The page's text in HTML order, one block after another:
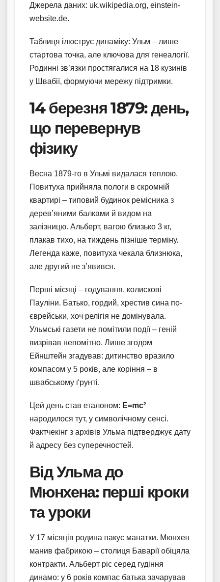
Джерела даних: uk.wikipedia.org, einstein-
website.de.
Таблиця ілюструє динаміку: Ульм – лише
стартова точка, але ключова для генеалогії.
Родинні зв’язки простягалися на 18 кузинів
у Швабії, формуючи мережу підтримки.
14 березня 1879: день,
що перевернув
фізику
Весна 1879-го в Ульмі видалася теплою.
Повитуха прийняла пологи в скромній
квартирі – типовий будинок ремісника з
дерев’яними балками й видом на
залізницю. Альберт, вагою близько 3 кг,
плакав тихо, на тиждень пізніше терміну.
Легенда каже, повитуха чекала близнюка,
але другий не з’явився.
Перші місяці – годування, колискові
Пауліни. Батько, гордий, хрестив сина по-
єврейськи, хоч релігія не домінувала.
Ульмські газети не помітили події – геній
визрівав непомітно. Лише згодом
Ейнштейн згадував: дитинство вразило
компасом у 5 років, але коріння – в
швабському ґрунті.
Цей день став еталоном: E=mc²
народилося тут, у символічному сенсі.
Фактчекінг з архівів Ульма підтверджує дату
й адресу без суперечностей.
Від Ульма до
Мюнхена: перші кроки
та уроки
У 17 місяців родина пакує манатки. Мюнхен
манив фабрикою – столиця Баварії обіцяла
контракти. Альберт ріс серед гудіння
динамо: у 6 років компас батька зачарував